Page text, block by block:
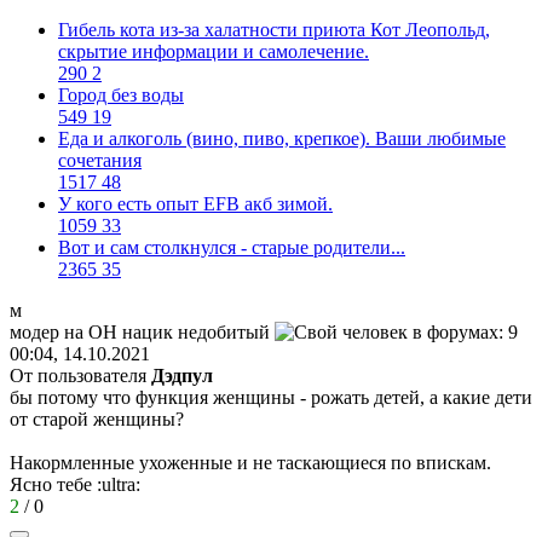
Гибель кота из-за халатности приюта Кот Леопольд,
скрытиe информации и самолечение.
290 2
Город без воды
549 19
Еда и алкоголь (вино, пиво, крепкое). Ваши любимые
сочетания
1517 48
У кого есть опыт EFB акб зимой.
1059 33
Вот и сам столкнулся - старые родители...
2365 35
м
модер на ОН нацик недобитый
00:04, 14.10.2021
От пользователя Дэдпул
бы потому что функция женщины - рожать детей, а какие дети
от старой женщины?
Накормленные ухоженные и не таскающиеся по впискам.
Ясно тебе :ultra:
2 /0